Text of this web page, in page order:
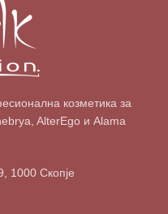
козметика за
AlterEgo и Alama
1000 Скопје